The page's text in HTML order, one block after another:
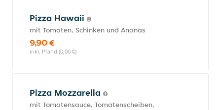
Pizza Hawaii
mit Tomaten, Schinken und Ananas
9,90 €
inkl. Pfand (0,00 €)
Pizza Mozzarella
mit Tomatensauce, Tomatenscheiben,